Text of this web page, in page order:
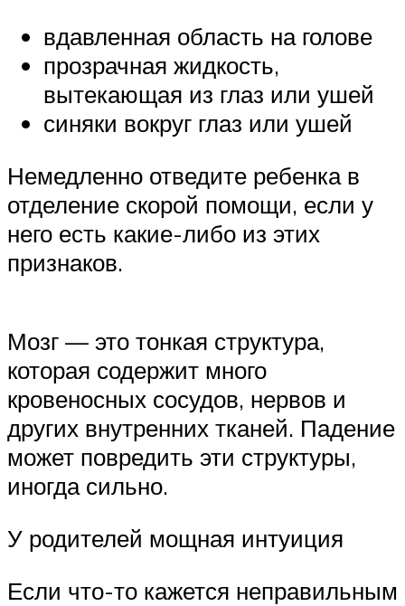
вдавленная область на голове
прозрачная жидкость,
вытекающая из глаз или ушей
синяки вокруг глаз или ушей
Немедленно отведите ребенка в
отделение скорой помощи, если у
него есть какие-либо из этих
признаков.
Мозг — это тонкая структура,
которая содержит много
кровеносных сосудов, нервов и
других внутренних тканей. Падение
может повредить эти структуры,
иногда сильно.
У родителей мощная интуиция
Если что-то кажется неправильным